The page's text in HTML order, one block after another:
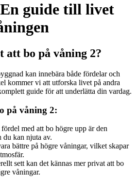
guide till livet
att bo på våning 2?
kan innebära både fördelar och
kommer vi att utforska livet på andra
guide för att underlätta din vardag.
på våning 2:
med att bo högre upp är den
du kan njuta av.
bättre på högre våningar, vilket skapar
sett kan det kännas mer privat att bo
våningar.